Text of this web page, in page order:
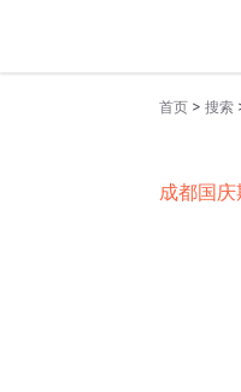
首页 > 搜索
成都国